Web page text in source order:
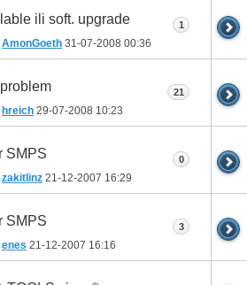
ili soft. upgrade
AmonGoeth 31-07-2008 00:36
1
hreich 29-07-2008 10:23
21
SMPS
zakitlinz 21-12-2007 16:29
0
SMPS
enes 21-12-2007 16:16
3